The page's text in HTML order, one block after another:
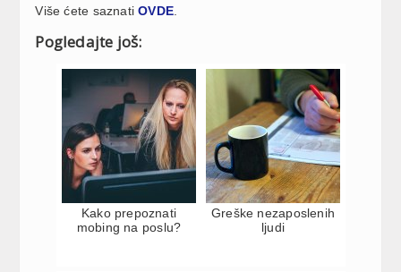
Više ćete saznati OVDE
Pogledajte još:
Kako prepoznati
mobing na poslu?
Greške nezaposlenih
ljudi